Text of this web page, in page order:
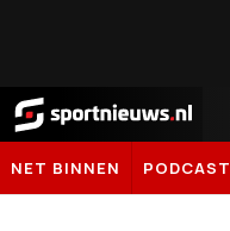
Sportnieuws.nl
NET BINNEN PODCAST